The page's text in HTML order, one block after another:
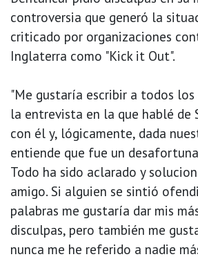
controversia que generó la
criticado por organizaciones
Inglaterra como "Kick it Out".
"Me gustaría escribir a todos
la entrevista en la que hablé de
con él y, lógicamente, dada
entiende que fue un
Todo ha sido aclarado y
amigo. Si alguien se sintió
palabras me gustaría dar mis
disculpas, pero también me
nunca me he referido a nadie